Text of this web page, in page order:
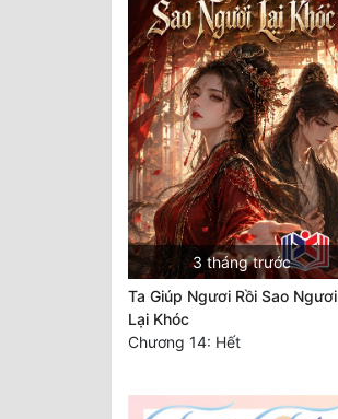
3 tháng trước
Ta Giúp Ngươi Rồi Sao Ngươi
Lại Khóc
Chương 14: Hết